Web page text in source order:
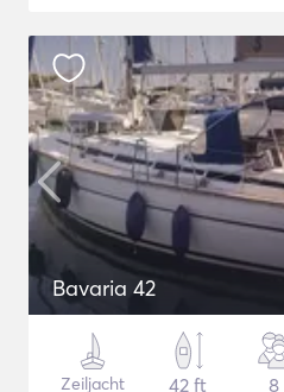
Bavaria 42
Zeiljacht
42 ft
8